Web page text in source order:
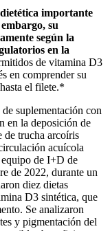
importante
su
según la
en la
de vitamina D3
en comprender su
el filete.*
de suplementación con
en la deposición de
de trucha arcoíris
acuícola
equipo de I+D de
de 2022, durante un
diez dietas
D3 sintética, que
. Se analizaron
y pigmentación del